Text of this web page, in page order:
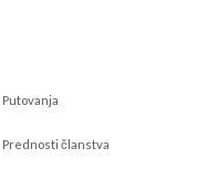
Putovanja
Prednosti članstva